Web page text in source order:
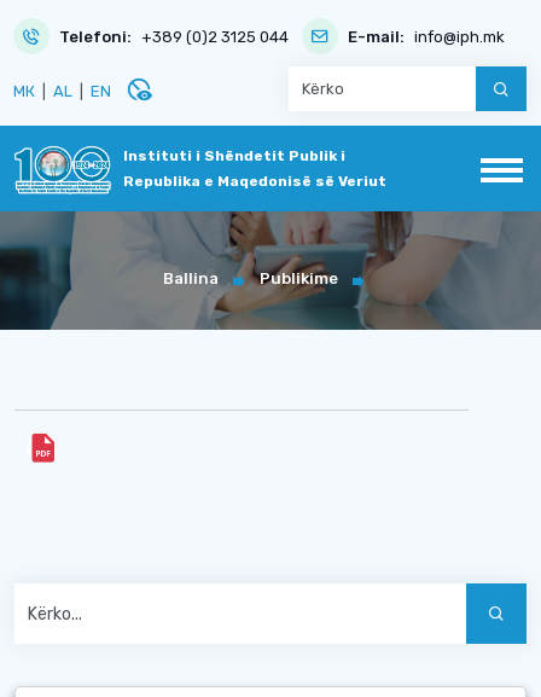
Telefoni: +389 (0)2 3125 044 E-mail: info@iph.mk
МК AL EN disabled_visible
Instituti i Shëndetit Publik i
Republika e Maqedonisë së Veriut
Ballina Publikime